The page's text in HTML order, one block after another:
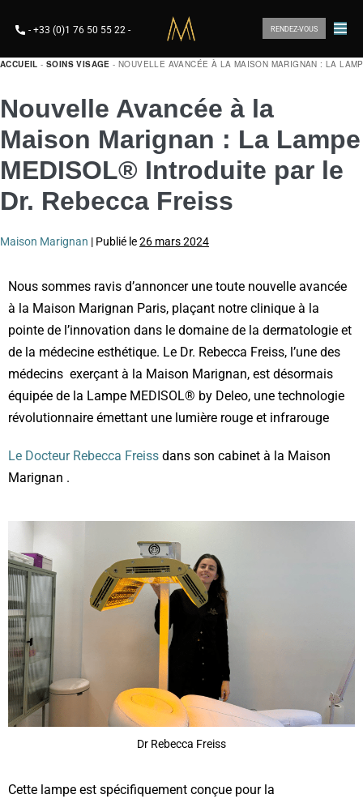
- +33 (0)1 76 50 55 22 - RENDEZ-VOUS
ACCUEIL -SOINS VISAGE -NOUVELLE AVANCÉE À LA MAISON MARIGNAN : LA
Nouvelle Avancée à la
Maison Marignan : La Lampe
MEDISOL® Introduite par le
Dr. Rebecca Freiss
Maison Marignan | Publié le26 mars 2024
Nous sommes ravis d’annoncer une toute nouvelle avancée
à la Maison Marignan Paris, plaçant notre clinique à la
pointe de l’innovation dans le domaine de la dermatologie et
de la médecine esthétique. Le Dr. Rebecca Freiss, l’une des
médecins exerçant à la Maison Marignan, est désormais
équipée de la Lampe MEDISOL® by Deleo, une technologie
révolutionnaire émettant une lumière rouge et infrarouge
Le Docteur Rebecca Freiss dans son cabinet à la Maison
Marignan .
Dr Rebecca Freiss
Cette lampe est spécifiquement conçue pour la